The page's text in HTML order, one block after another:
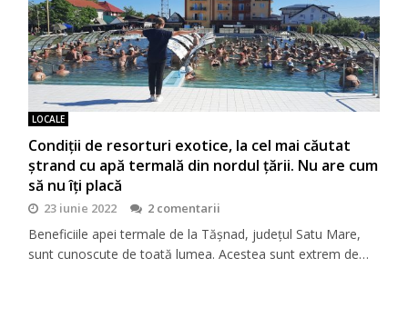
LOCALE
Condiţii de resorturi exotice, la cel mai căutat
ştrand cu apă termală din nordul ţării. Nu are cum
să nu îţi placă
23 iunie 2022 2 comentarii
Beneficiile apei termale de la Tășnad, județul Satu Mare,
sunt cunoscute de toată lumea. Acestea sunt extrem de…